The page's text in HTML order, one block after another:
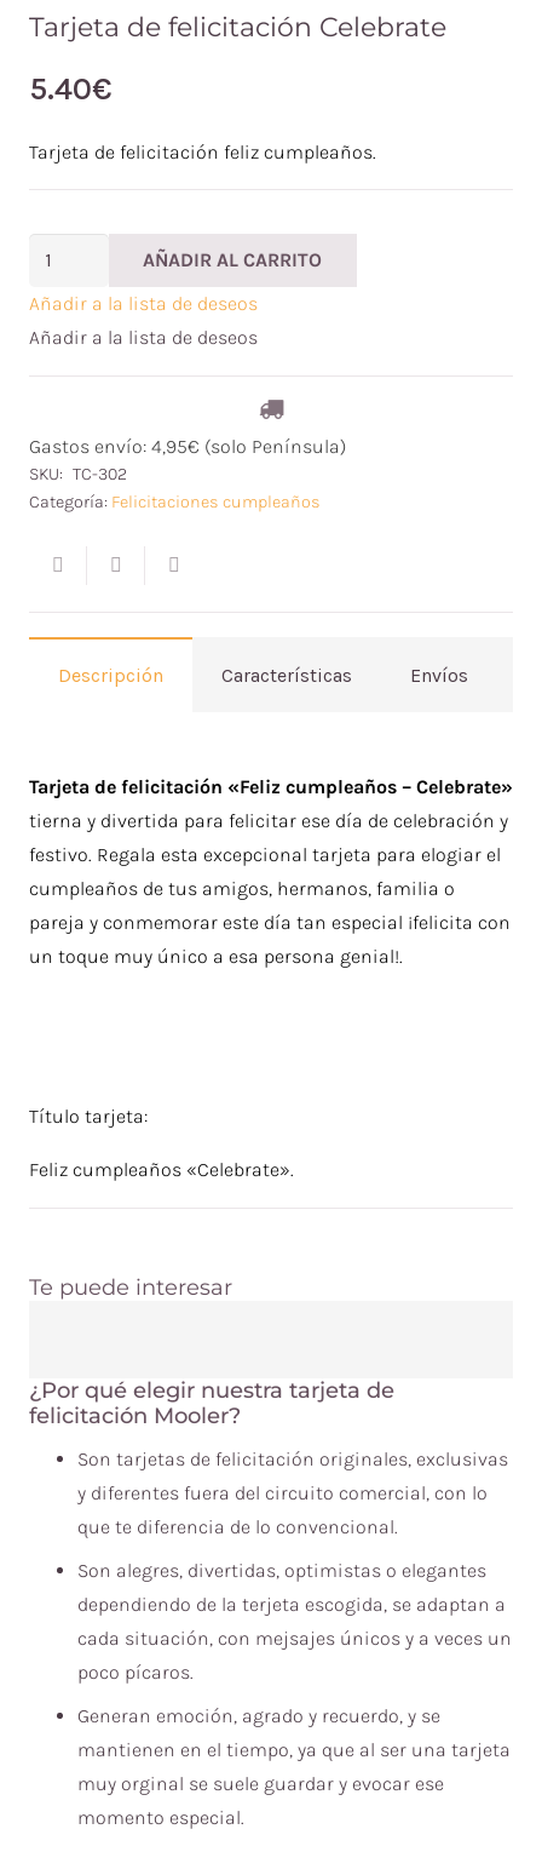
Tarjeta de felicitación Celebrate
5.40€
Tarjeta de felicitación feliz cumpleaños.
felicitación
Celebrate
cantidad
AÑADIR AL CARRITO
Añadir a la lista de deseos
Añadir a la lista de deseos
Gastos envío: 4,95€ (solo Península)
SKU: TC-302
Categoría: Felicitaciones cumpleaños
Descripción Características Envíos
Tarjeta de felicitación «Feliz cumpleaños – Celebrate»
tierna y divertida para felicitar ese día de celebración y
festivo. Regala esta excepcional tarjeta para elogiar el
cumpleaños de tus amigos, hermanos, familia o
pareja y conmemorar este día tan especial ¡felicita con
un toque muy único a esa persona genial!.
Título tarjeta:
Feliz cumpleaños «Celebrate».
Te puede interesar
¿Por qué elegir nuestra tarjeta de
felicitación Mooler?
Son tarjetas de felicitación originales, exclusivas
y diferentes fuera del circuito comercial, con lo
que te diferencia de lo convencional.
Son alegres, divertidas, optimistas o elegantes
dependiendo de la terjeta escogida, se adaptan a
cada situación, con mejsajes únicos y a veces un
poco pícaros.
Generan emoción, agrado y recuerdo, y se
mantienen en el tiempo, ya que al ser una tarjeta
muy orginal se suele guardar y evocar ese
momento especial.